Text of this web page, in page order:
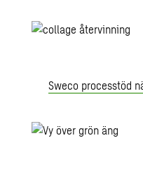
Sweco processtöd